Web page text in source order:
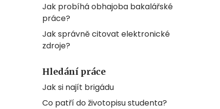
Jak probíhá obhajoba bakalářské
práce?
Jak správně citovat elektronické
zdroje?
Hledání práce
Jak si najít brigádu
Co patří do životopisu studenta?